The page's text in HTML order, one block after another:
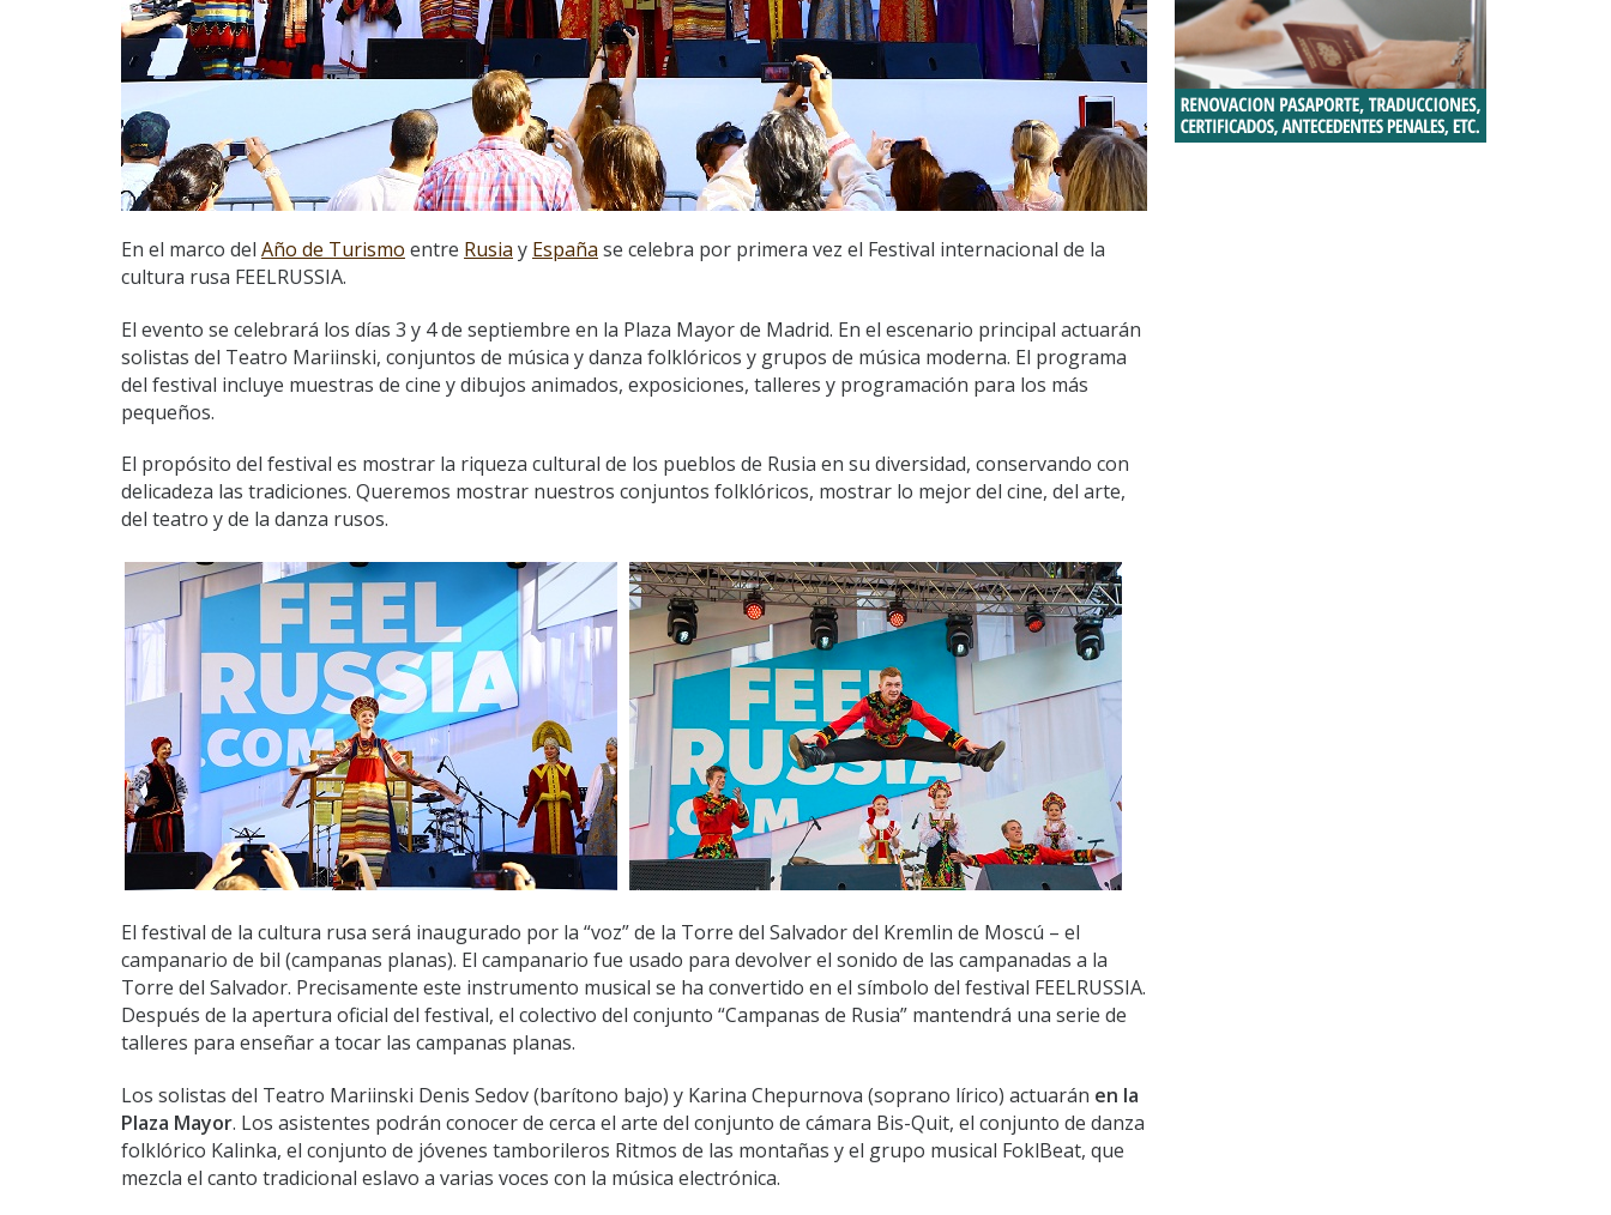
En el marco del Año de Turismo entre Rusia y España se celebra por primera vez el Festival internacional de la
cultura rusa FEELRUSSIA.
El evento se celebrará los días 3 y 4 de septiembre en la Plaza Mayor de Madrid. En el escenario principal actuarán
solistas del Teatro Mariinski, conjuntos de música y danza folklóricos y grupos de música moderna. El programa
del festival incluye muestras de cine y dibujos animados, exposiciones, talleres y programación para los más
pequeños.
El propósito del festival es mostrar la riqueza cultural de los pueblos de Rusia en su diversidad, conservando con
delicadeza las tradiciones. Queremos mostrar nuestros conjuntos folklóricos, mostrar lo mejor del cine, del arte,
del teatro y de la danza rusos.
El festival de la cultura rusa será inaugurado por la “voz” de la Torre del Salvador del Kremlin de Moscú – el
campanario de bil (campanas planas). El campanario fue usado para devolver el sonido de las campanadas a la
Torre del Salvador. Precisamente este instrumento musical se ha convertido en el símbolo del festival FEELRUSSIA.
Después de la apertura oficial del festival, el colectivo del conjunto “Campanas de Rusia” mantendrá una serie de
talleres para enseñar a tocar las campanas planas.
Los solistas del Teatro Mariinski Denis Sedov (barítono bajo) y Karina Chepurnova (soprano lírico) actuarán en la
Plaza Mayor. Los asistentes podrán conocer de cerca el arte del conjunto de cámara Bis-Quit, el conjunto de danza
folklórico Kalinka, el conjunto de jóvenes tamborileros Ritmos de las montañas y el grupo musical FoklBeat, que
mezcla el canto tradicional eslavo a varias voces con la música electrónica.